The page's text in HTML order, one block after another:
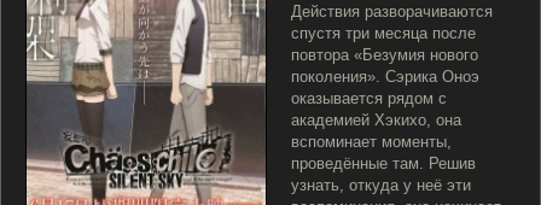
Действия разворачиваются
спустя три месяца после
повтора «Безумия нового
поколения». Сэрика Оноэ
оказывается рядом с
академией Хэкихо, она
вспоминает моменты,
проведённые там. Решив
узнать, откуда у неё эти